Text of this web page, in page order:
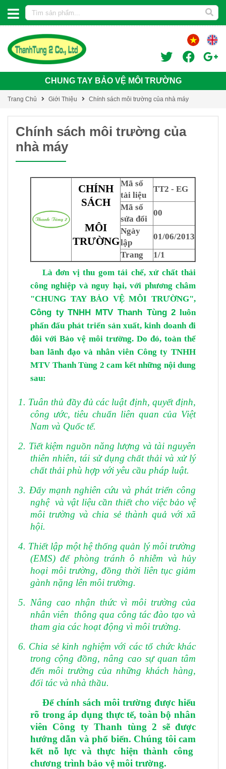
CHUNG TAY BẢO VỆ MÔI TRƯỜNG
Trang Chủ Giới Thiệu Chính sách môi trường của nhà máy
Chính sách môi trường của
nhà máy
CHÍNH
SÁCH
MÔI
TRƯỜNG
Mã số
tài liệu
TT2 - EG
Mã số
sửa đổi
00
Ngày
lập
01/06/2013
Trang
1/1
Là đơn vị thu gom tái chế,xử chất thải
công nghiệp và nguy hại, với phương châm
"CHUNG TAY BẢO VỆ MÔI TRƯỜNG",
Công ty TNHH MTV Thanh Tùng 2 luôn
phấn đấu phát triển sản xuất, kinh doanh đi
đôi với Bảo vệ môi trường. Do đó, toàn thể
ban lãnh đạo và nhân viên Công ty TNHH
MTV Thanh Tùng 2 cam kết những nội dung
sau:
1. Tuân thủ đầy đủ các luật định, quyết định,
công ước, tiêu chuẩn liên quan của Việt
Nam và Quốc tế.
2. Tiết kiệm nguồn năng lượng và tài nguyên
thiên nhiên, tái sử dụng chất thải và xử lý
chất thải phù hợp với yêu cầu pháp luật.
3. Đẩy mạnh nghiên cứu và phát triển công
nghệ và vật liệu cần thiết cho việc bảo vệ
môi trường và chia sẻ thành quả với xã
hội.
4. Thiết lập một hệ thống quản lý môi trường
(EMS) để phòng tránh ô nhiễm và hủy
hoại môi trường, đồng thời liên tục giảm
gành nặng lên môi trường.
5. Nâng cao nhận thức vì môi trường của
nhân viên thông qua công tác đào tạo và
tham gia các hoạt động vì môi trường.
6. Chia sẻ kinh nghiệm với các tổ chức khác
trong cộng đồng, nâng cao sự quan tâm
đến môi trường của những khách hàng,
đối tác và nhà thầu.
Để chính sách môi trường được hiểu
rõ trong áp dụng thực tế, toàn bộ nhân
viên Công ty Thanh tùng 2 sẽ được
hướng dẫn và phổ biến. Chúng tôi cam
kết nỗ lực và thực hiện thành công
chương trình bảo vệ môi trường.